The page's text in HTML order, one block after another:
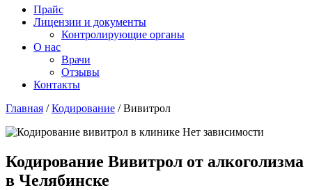
Прайс
Лицензии и документы
Контролирующие органы
О нас
Врачи
Отзывы
Контакты
Главная /Кодирование /Вивитрол
Кодирование Вивитрол от алкоголизма
в Челябинске